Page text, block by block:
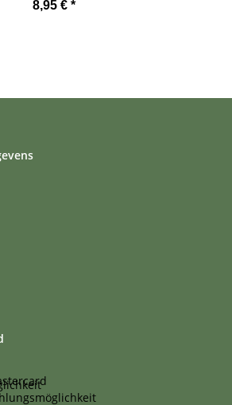
8,95 € *